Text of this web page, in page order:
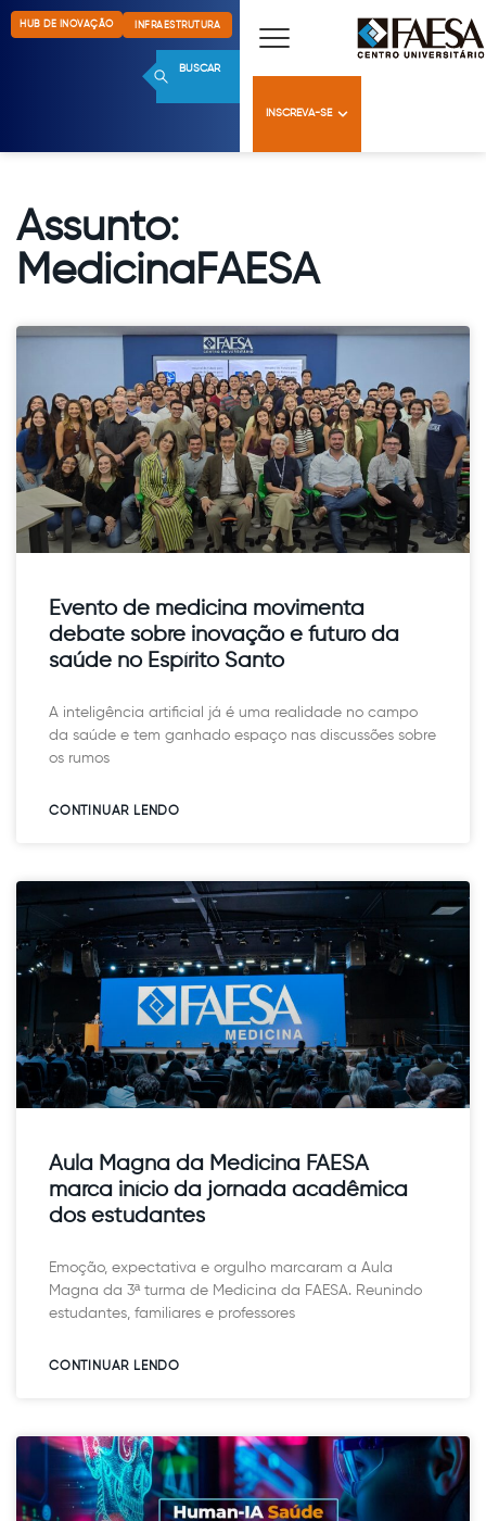
HUB DE INOVAÇÃO INFRAESTRUTURA
BUSCAR
INSCREVA-SE
Assunto:
MedicinaFAESA
Evento de medicina movimenta
debate sobre inovação e futuro da
saúde no Espírito Santo
A inteligência artificial já é uma realidade no campo
da saúde e tem ganhado espaço nas discussões sobre
os rumos
CONTINUAR LENDO​
Aula Magna da Medicina FAESA
marca início da jornada acadêmica
dos estudantes
Emoção, expectativa e orgulho marcaram a Aula
Magna da 3ª turma de Medicina da FAESA. Reunindo
estudantes, familiares e professores
CONTINUAR LENDO​